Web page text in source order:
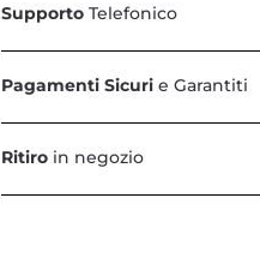
Supporto Telefonico
Pagamenti Sicuri e Garantiti
Ritiro in negozio